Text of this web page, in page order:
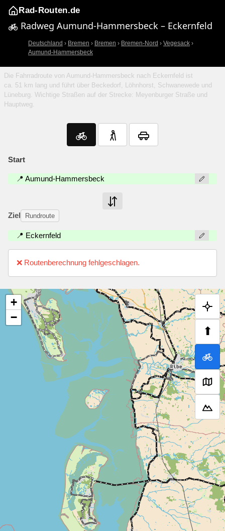
Rad-Routen.de
Radweg Aumund-Hammersbeck – Eckernfeld
Deutschland › Bremen › Bremen › Bremen-Nord › Vegesack ›
Aumund-Hammersbeck
Die Fahrradroute von Aumund-Hammersbeck nach Eckernfeld ist
ca. 51 km lang und führt über Beckedorf, Löhnhorst, Schwanewede und
Lüneburg. Wichtige Straßen auf der Strecke: Meyenburger Straße und
Hauptweg.
Start
📍 Aumund-Hammersbeck
Ziel Rundroute
📍 Eckernfeld
❌ Routenberechnung fehlgeschlagen.
⬆
+
−